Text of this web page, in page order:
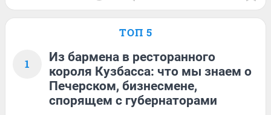
ТОП 5
1
Из бармена в ресторанного
короля Кузбасса: что мы знаем о
Печерском, бизнесмене,
спорящем с губернаторами